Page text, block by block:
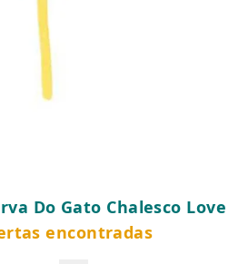
Do Gato Chalesco Love
encontradas